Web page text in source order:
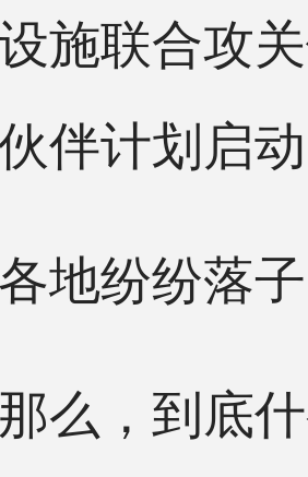
施联合攻
伴计划启
纷纷落子
，到底什